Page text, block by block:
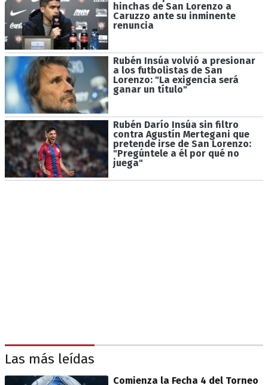
hinchas de San Lorenzo a
Caruzzo ante su inminente
renuncia
Rubén Insúa volvió a presionar
a los futbolistas de San
Lorenzo: "La exigencia será
ganar un título"
Rubén Darío Insúa sin filtro
contra Agustín Mertegani que
pretende irse de San Lorenzo:
"Pregúntele a él por qué no
juega"
Las más leídas
Comienza la Fecha 4 del Torneo